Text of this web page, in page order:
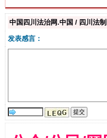
中国四川法治网.中国 / 四川法
发表感言：